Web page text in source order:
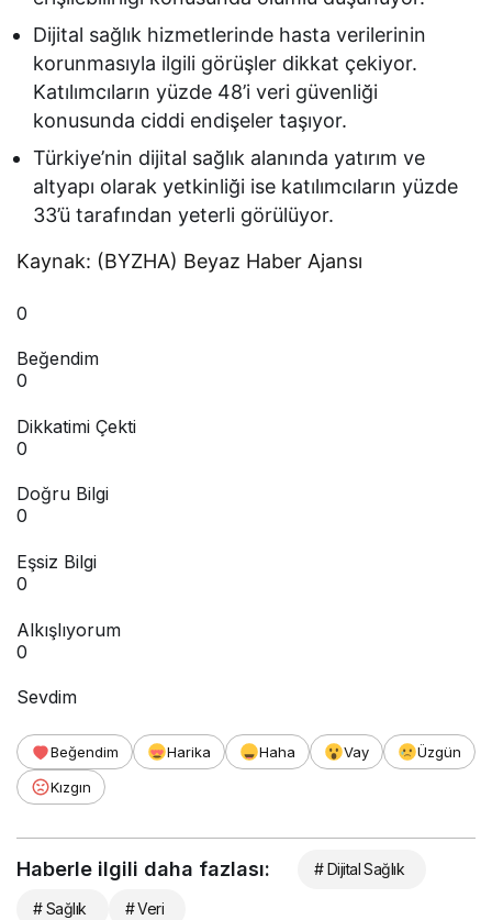
Dijital sağlık hizmetlerinde hasta verilerinin
korunmasıyla ilgili görüşler dikkat çekiyor.
Katılımcıların yüzde 48’i veri güvenliği
konusunda ciddi endişeler taşıyor.
Türkiye’nin dijital sağlık alanında yatırım ve
altyapı olarak yetkinliği ise katılımcıların yüzde
33’ü tarafından yeterli görülüyor.
Kaynak: (BYZHA) Beyaz Haber Ajansı
0
Beğendim
0
Dikkatimi Çekti
0
Doğru Bilgi
0
Eşsiz Bilgi
0
Alkışlıyorum
0
Sevdim
Beğendim Harika Haha Vay
Üzgün
Kızgın
Haberle ilgili daha fazlası: # Dijital Sağlık
# Sağlık # Veri